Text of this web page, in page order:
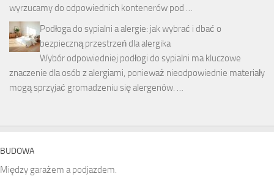
wyrzucamy do odpowiednich kontenerów pod …
Podłoga do sypialni a alergie: jak wybrać i dbać o
bezpieczną przestrzeń dla alergika
Wybór odpowiedniej podłogi do sypialni ma kluczowe
znaczenie dla osób z alergiami, ponieważ nieodpowiednie materiały
mogą sprzyjać gromadzeniu się alergenów. …
BUDOWA
Między garażem a podjazdem.